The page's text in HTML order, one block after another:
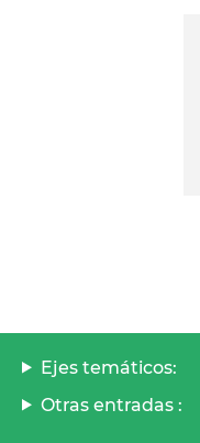
Ejes temáticos:
Otras entradas :